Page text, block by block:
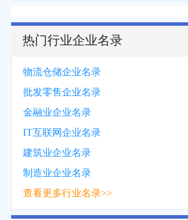
热门行业企业名录
物流仓储企业名录
批发零售企业名录
金融业企业名录
IT互联网企业名录
建筑业企业名录
制造业企业名录
查看更多行业名录>>